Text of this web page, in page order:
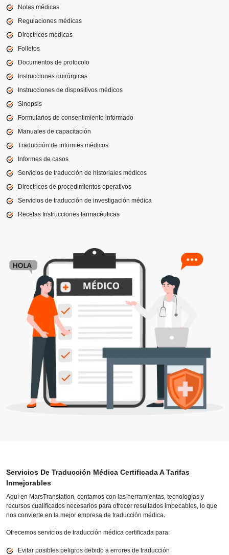
Notas médicas
Regulaciones médicas
Directrices médicas
Folletos
Documentos de protocolo
Instrucciones quirúrgicas
Instrucciones de dispositivos médicos
Sinopsis
Formularios de consentimiento informado
Manuales de capacitación
Traducción de informes médicos
Informes de casos
Servicios de traducción de historiales médicos
Directrices de procedimientos operativos
Servicios de traducción de investigación médica
Recetas Instrucciones farmacéuticas
Servicios De Traducción Médica Certificada A Tarifas
Inmejorables
Aquí en MarsTranslation, contamos con las herramientas, tecnologías y
recursos cualificados necesarios para ofrecer resultados impecables, lo que
nos convierte en la mejor empresa de traducción médica.
Ofrecemos servicios de traducción médica certificada para:
Evitar posibles peligros debido a errores de traducción